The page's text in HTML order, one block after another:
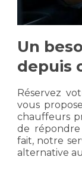
Un
depuis
Réservez
vous
chauffeurs
de répondre
fait, notre
alternative